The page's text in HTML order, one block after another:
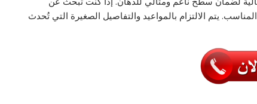
يتم الالتزام بالمواعيد والتفاصيل الصغيرة التي تُحدث